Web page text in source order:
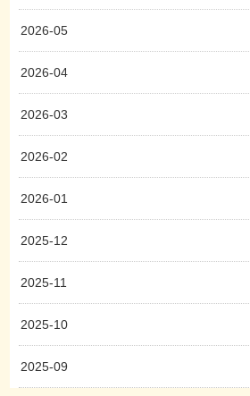
2026-05
2026-04
2026-03
2026-02
2026-01
2025-12
2025-11
2025-10
2025-09